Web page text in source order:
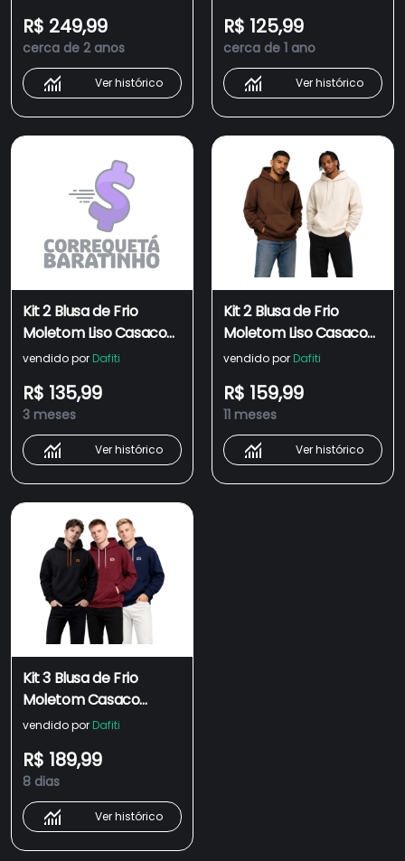
Relaxado
R$ 249,99
cerca de 2 anos
Ver histórico
Masculino Flanelado
Liso
R$ 125,99
cerca de 1 ano
Ver histórico
Kit 2 Blusa de Frio
Moletom Liso Casaco
Canguru Fechado Com
Café
vendido por Dafiti
R$ 135,99
3 meses
Ver histórico
Kit 2 Blusa de Frio
Moletom Liso Casaco
Canguru Fechado Com
Off White
vendido por Dafiti
R$ 159,99
11 meses
Ver histórico
Kit 3 Blusa de Frio
Moletom Casaco
Canguru Fechado Com
Relaxado
vendido por Dafiti
R$ 189,99
8 dias
Ver histórico